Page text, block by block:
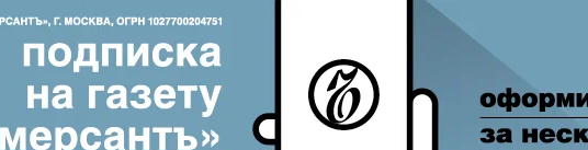
Реклама в «Ъ» www.kommersant.ru/ad